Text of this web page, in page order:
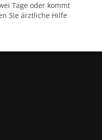
Tage oder kommt
Sie ärztliche Hilfe